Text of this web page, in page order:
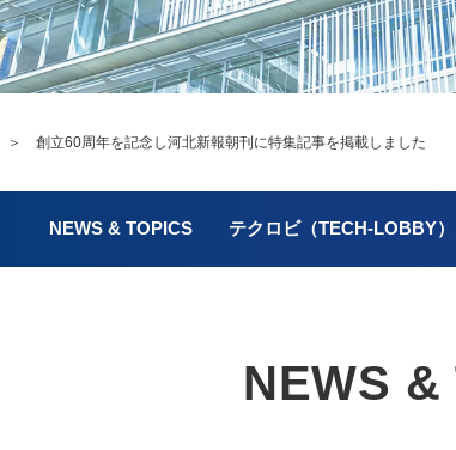
＞ 創立60周年を記念し河北新報朝刊に特集記事を掲載しました
NEWS & TOPICS テクロビ（TECH-LOBBY
NEWS &